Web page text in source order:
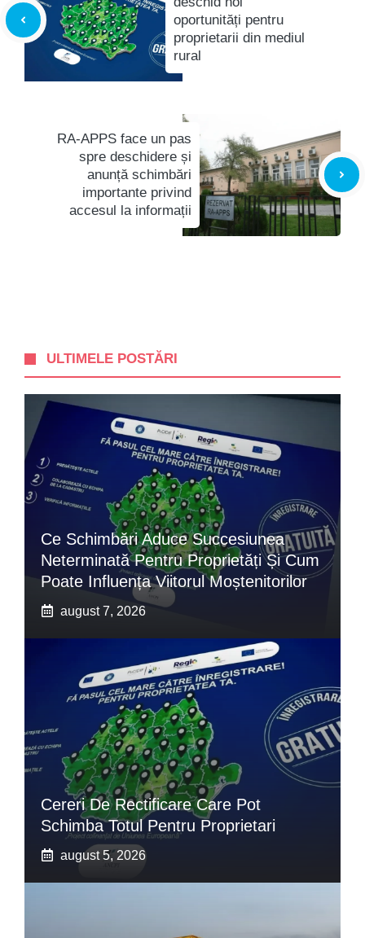
oportunități pentru
proprietarii din mediul
rural
RA-APPS face un pas
spre deschidere și
anunță schimbări
importante privind
accesul la informații
ULTIMELE POSTĂRI
Ce Schimbări Aduce Succesiunea
Neterminată Pentru Proprietăți Și Cum
Poate Influența Viitorul Moștenitorilor
august 7, 2026
Cereri De Rectificare Care Pot
Schimba Totul Pentru Proprietari
august 5, 2026